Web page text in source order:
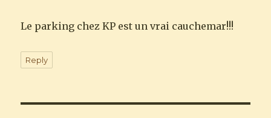
Le parking chez KP est un vrai cauchemar!!!
Reply